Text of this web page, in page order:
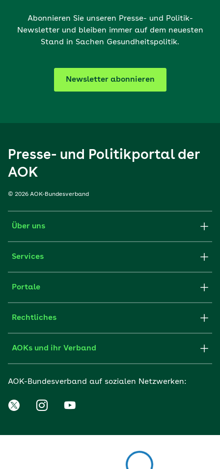
Abonnieren Sie unseren Presse- und Politik-
Newsletter und bleiben immer auf dem neuesten
Stand in Sachen Gesundheitspolitik.
Newsletter abonnieren
Presse- und Politikportal der
AOK
© 2026 AOK-Bundesverband
Über uns
Services
Portale
Rechtliches
AOKs und ihr Verband
AOK-Bundesverband auf sozialen Netzwerken: